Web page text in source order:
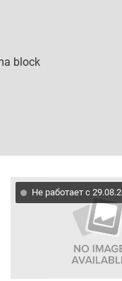
Не работает с